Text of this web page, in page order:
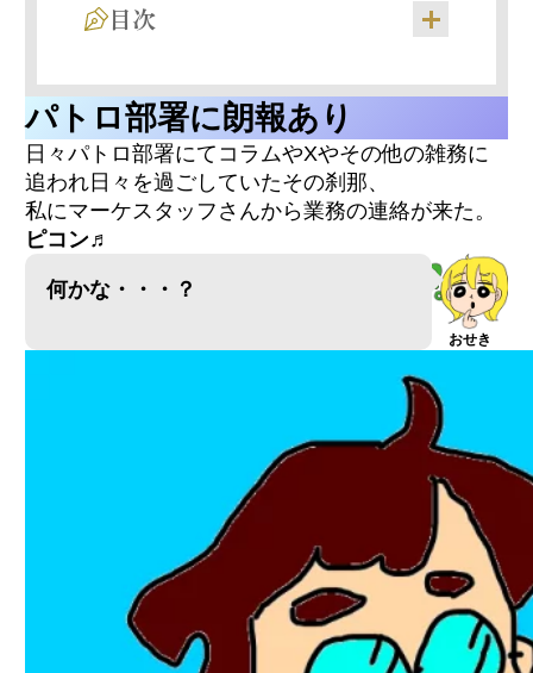
目次
会社・サービス概要
紹介して頂いた内容
メディア情報
紹介して頂いた内容
紹介して頂いた内容
相場についても触れている
会社・サービス概要
紹介して頂いた内容
メディア情報
紹介して頂いた内容
パトロ部署に朗報あり
日々パトロ部署にてコラムやXやその他の雑務に
追われ日々を過ごしていたその刹那、
私にマーケスタッフさんから業務の連絡が来た。
ピコン♬
おせき
何かな・・・？